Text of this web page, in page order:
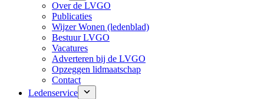
Over de LVGO
Publicaties
Wijzer Wonen (ledenblad)
Bestuur LVGO
Vacatures
Adverteren bij de LVGO
Opzeggen lidmaatschap
Contact
Ledenservice